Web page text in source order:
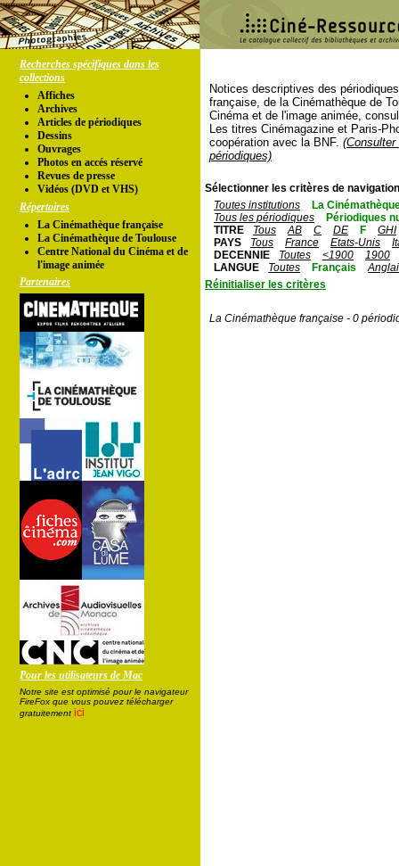
Recherches spécifiques dans les
collections
Affiches
Archives
Articles de périodiques
Dessins
Ouvrages
Photos en accés réservé
Revues de presse
Vidéos (DVD et VHS)
Répertoires
La Cinémathèque française
La Cinémathèque de Toulouse
Centre National du Cinéma et de
l'image animée
Partenaires
Pour les utilisateurs de Mac
Notre site est optimisé pour le navigateur
FireFox que vous pouvez télécharger
gratuitement ici
Notices descriptives des
française, de la Cinémathèque de
Cinéma et de l'image animée,
Les titres Cinémagazine et Paris-
coopération avec la BNF.
périodiques)
Sélectionner les critères de
Toutes institutions
La
Tous les périodiques
Périodiques
TITRE
Tous AB C DE F
GHI
PAYS
Tous France Etats-Unis
DECENNIE
Toutes <1900
1900
LANGUE
Toutes Français
Réinitialiser les critères
La Cinémathèque française - 0